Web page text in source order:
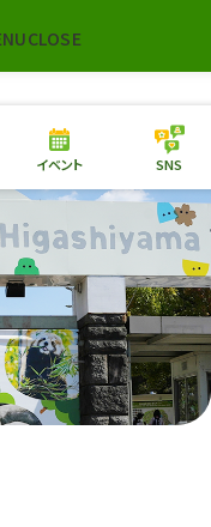
CLOSE
本日の開園情報 チケ
園内MAP イベント
総合案内
園 植物園
プラン
東山動植物園
への支援
イベント SNS